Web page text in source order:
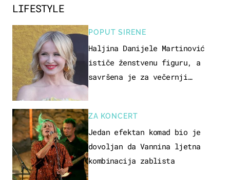
LIFESTYLE
POPUT SIRENE
Haljina Danijele Martinović
ističe ženstvenu figuru, a
savršena je za večernji
ZA KONCERT
Jedan efektan komad bio je
dovoljan da Vannina ljetna
kombinacija zablista